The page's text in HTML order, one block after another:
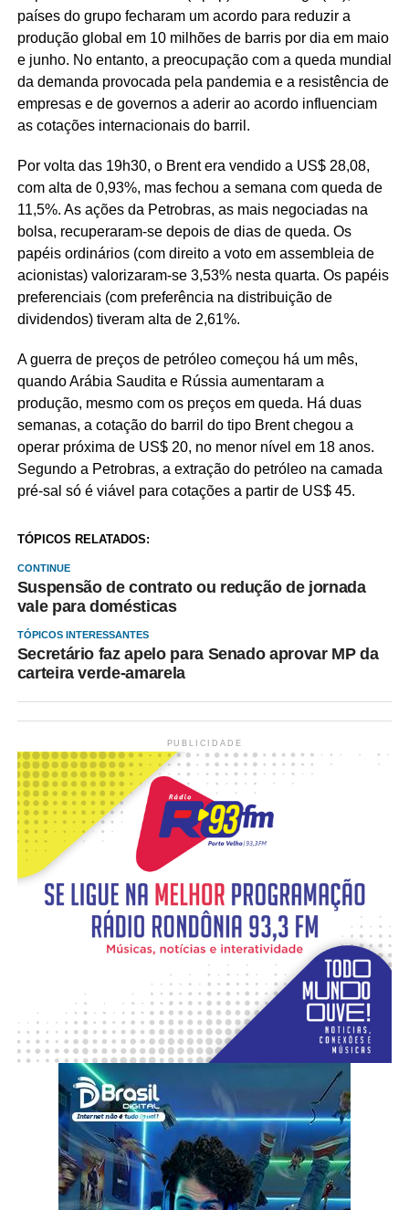
países do grupo fecharam um acordo para reduzir a
produção global em 10 milhões de barris por dia em maio
e junho. No entanto, a preocupação com a queda mundial
da demanda provocada pela pandemia e a resistência de
empresas e de governos a aderir ao acordo influenciam
as cotações internacionais do barril.
Por volta das 19h30, o Brent era vendido a US$ 28,08,
com alta de 0,93%, mas fechou a semana com queda de
11,5%. As ações da Petrobras, as mais negociadas na
bolsa, recuperaram-se depois de dias de queda. Os
papéis ordinários (com direito a voto em assembleia de
acionistas) valorizaram-se 3,53% nesta quarta. Os papéis
preferenciais (com preferência na distribuição de
dividendos) tiveram alta de 2,61%.
A guerra de preços de petróleo começou há um mês,
quando Arábia Saudita e Rússia aumentaram a
produção, mesmo com os preços em queda. Há duas
semanas, a cotação do barril do tipo Brent chegou a
operar próxima de US$ 20, no menor nível em 18 anos.
Segundo a Petrobras, a extração do petróleo na camada
pré-sal só é viável para cotações a partir de US$ 45.
TÓPICOS RELATADOS:
CONTINUE
Suspensão de contrato ou redução de jornada
vale para domésticas
TÓPICOS INTERESSANTES
Secretário faz apelo para Senado aprovar MP da
carteira verde-amarela
PUBLICIDADE